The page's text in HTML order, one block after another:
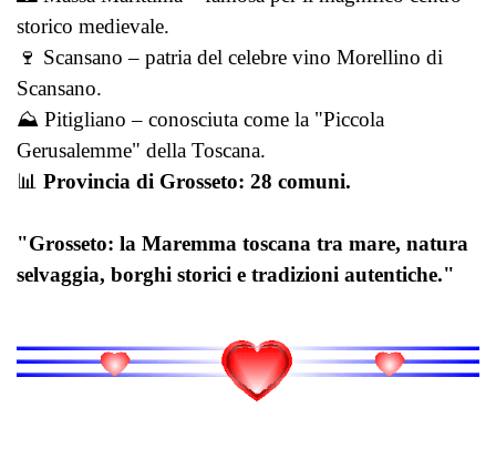
storico medievale.
🍷 Scansano – patria del celebre vino Morellino di
Scansano.
⛰️ Pitigliano – conosciuta come la "Piccola
Gerusalemme" della Toscana.
📊 Provincia di Grosseto: 28 comuni.
"Grosseto: la Maremma toscana tra mare, natura
selvaggia, borghi storici e tradizioni autentiche."